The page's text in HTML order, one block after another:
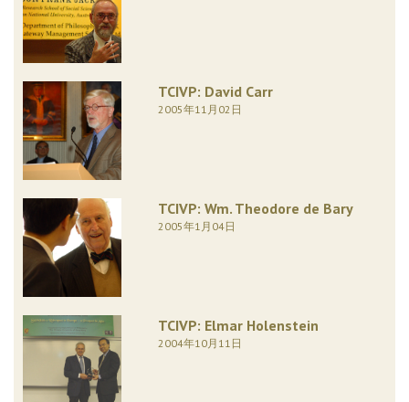
TCIVP: David Carr
2005年11月02日
TCIVP: Wm. Theodore de Bary
2005年1月04日
TCIVP: Elmar Holenstein
2004年10月11日